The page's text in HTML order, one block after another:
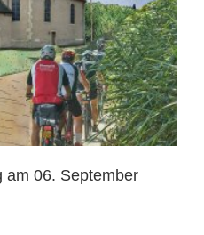
am 06. September